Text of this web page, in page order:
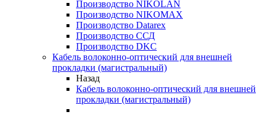
Производство NIKOLAN
Производство NIKOMAX
Производство Datarex
Производство ССД
Производство DKC
Кабель волоконно-оптический для внешней
прокладки (магистральный)
Назад
Кабель волоконно-оптический для внешней
прокладки (магистральный)